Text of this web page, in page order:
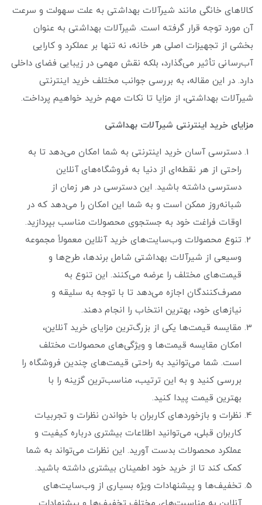
کالاهای خانگی مانند شیرآلات بهداشتی به علت سهولت و سرعت
آن مورد توجه قرار گرفته است. شیرآلات بهداشتی به عنوان
بخشی از تجهیزات اصلی هر خانه، نه تنها بر عملکرد و کارایی
آب‌رسانی تأثیر می‌گذارد، بلکه نقش مهمی در زیبایی فضای داخلی
دارد. در این مقاله، به بررسی جوانب مختلف خرید اینترنتی
شیرآلات بهداشتی، از مزایا تا نکات مهم خرید خواهیم پرداخت.
مزایای خرید اینترنتی شیرآلات بهداشتی
دسترسی آسان خرید اینترنتی به شما امکان می‌دهد تا به
راحتی از هر نقطه‌ای از دنیا به فروشگاه‌های آنلاین
دسترسی داشته باشید. این دسترسی در هر زمان از
شبانه‌روز ممکن است و به شما این امکان را می‌دهد که در
اوقات فراغت خود به جستجوی محصولات مناسب بپردازید.
تنوع محصولات وب‌سایت‌های خرید آنلاین معمولاً مجموعه
وسیعی از شیرآلات بهداشتی شامل برندها، طرح‌ها و
قیمت‌های مختلف را عرضه می‌کنند. این تنوع به
مصرف‌کنندگان اجازه می‌دهد تا با توجه به سلیقه و
نیازهای خود، بهترین انتخاب را انجام دهند.
مقایسه قیمت‌ها یکی از بزرگ‌ترین مزایای خرید آنلاین،
امکان مقایسه قیمت‌ها و ویژگی‌های محصولات مختلف
است. شما می‌توانید به راحتی قیمت‌های چندین فروشگاه را
بررسی کنید و به این ترتیب، مناسب‌ترین گزینه را با
بهترین قیمت پیدا کنید.
نظرات و بازخوردهای کاربران با خواندن نظرات و تجربیات
کاربران قبلی، می‌توانید اطلاعات بیشتری درباره کیفیت و
عملکرد محصولات بدست آورید. این نظرات می‌تواند به شما
کمک کند تا از خرید خود اطمینان بیشتری داشته باشید.
تخفیف‌ها و پیشنهادات ویژه بسیاری از وب‌سایت‌های